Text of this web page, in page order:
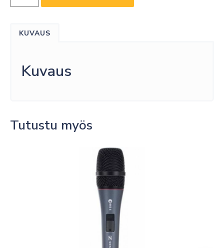
HS
DW-
KUVAUS
Kuvaus
Tutustu myös